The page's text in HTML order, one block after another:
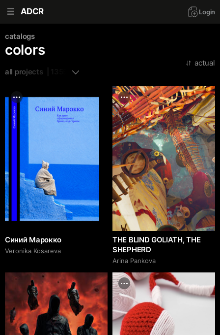
ADCR Login
catalogs
colors
all projects  | 1355
actual
Синий Марокко
Veronika Kosareva
THE BLIND GOLIATH, THE
SHEPHERD
Arina Pankova